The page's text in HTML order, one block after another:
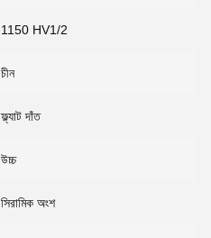
1150 HV1/2
চীন
ফ্ল্যাট দাঁত
উচ্চ
সিরামিক অংশ